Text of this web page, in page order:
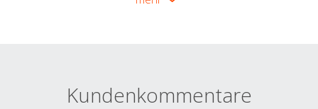
Kundenkommentare